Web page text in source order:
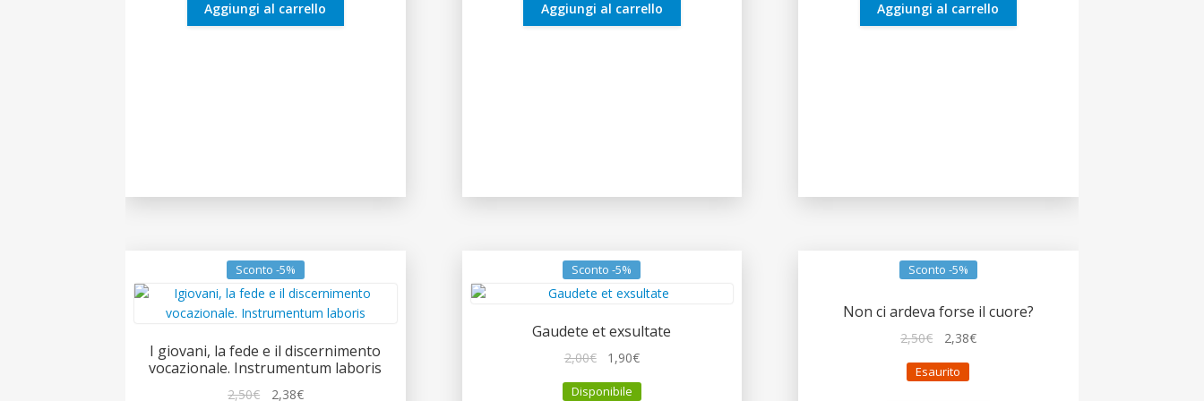
1,50€. 1,43€.
Aggiungi al carrello 2,30€. 2,19€.
Aggiungi al carrello 5,00€. 4,75€.
Aggiungi al carrello
Sconto -5%
I giovani, la fede e il discernimento
vocazionale. Instrumentum laboris
2,50€ 2,38€Il
Sconto -5%
Gaudete et exsultate
2,00€
originale
1,90€Il
attuale
Disponibile
Sconto -5%
Non ci ardeva forse il cuore?
2,50€
originale
2,38€Il
Esaurito